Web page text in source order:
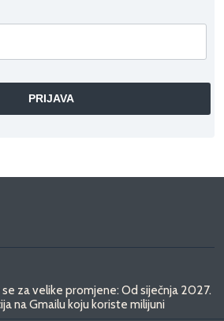
za velike promjene: Od siječnja 2027.
na Gmailu koju koriste milijuni